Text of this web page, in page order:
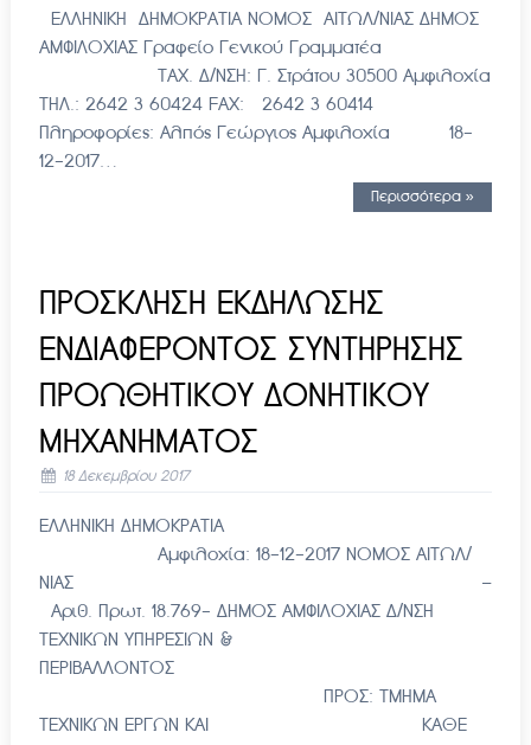
ΕΛΛΗΝΙΚΗ ΔΗΜΟΚΡΑΤΙΑ ΝΟΜΟΣ ΑΙΤΩΛ/ΝΙΑΣ ΔΗΜΟΣ
ΑΜΦΙΛΟΧΙΑΣ Γραφείο Γενικού Γραμματέα
ΤΑΧ. Δ/ΝΣΗ: Γ. Στράτου 30500 Αμφιλοχία
ΤΗΛ.: 2642 3 60424 FAX: 2642 3 60414
Πληροφορίες: Αλπός Γεώργιος Αμφιλοχία 18-
12-2017…
Περισσότερα »
ΠΡΟΣΚΛΗΣΗ ΕΚΔΗΛΩΣΗΣ
ΕΝΔΙΑΦΕΡΟΝΤΟΣ ΣΥΝΤΗΡΗΣΗΣ
ΠΡΟΩΘΗΤΙΚΟΥ ΔΟΝΗΤΙΚΟΥ
ΜΗΧΑΝΗΜΑΤΟΣ
18 Δεκεμβρίου 2017
ΕΛΛΗΝΙΚΗ ΔΗΜΟΚΡΑΤΙΑ
Αμφιλοχία: 18-12-2017 ΝΟΜΟΣ ΑΙΤΩΛ/
ΝΙΑΣ –
Αριθ. Πρωτ. 18.769- ΔΗΜΟΣ ΑΜΦΙΛΟΧΙΑΣ Δ/ΝΣΗ
ΤΕΧΝΙΚΩΝ ΥΠΗΡΕΣΙΩΝ &
ΠΕΡΙΒΑΛΛΟΝΤΟΣ
ΠΡΟΣ: ΤΜΗΜΑ
ΤΕΧΝΙΚΩΝ ΕΡΓΩΝ ΚΑΙ ΚΑΘΕ